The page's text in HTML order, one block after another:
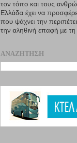
τον τόπο και τους
Ελλάδα έχει να
που ψάχνει την
την αληθινή επαφή µε
ΑΝΑΖΉΤΗΣΗ